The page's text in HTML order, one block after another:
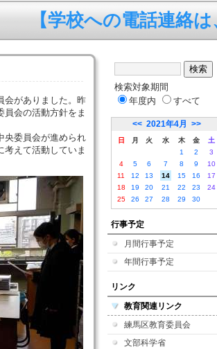
学校への電話連絡は
会がありました。昨
員会の活動方針をま
央委員会が進められ
えて活動していま
検索対象期間
年度内
すべて
<< 2021年4月 >>
日 月 火 水 木 金
土
1
2
3
4
5 6 7 8 9
10
11
12 13 14 15 16
17
18
19 20 21 22 23
24
25
26 27 28 29 30
行事予定
月間行事予定
年間行事予定
リンク
教育関連リンク
練馬区教育委員会
文部科学省